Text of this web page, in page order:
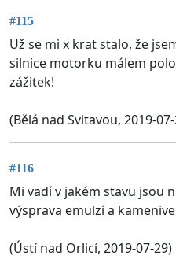
#115
Už se mi x krat stalo, že
silnice motorku málem
zážitek!
(Bělá nad Svitavou, 2019-
#116
Mi vadí v jakém stavu jsou
výsprava emulzí a
(Ústí nad Orlicí, 2019-07-29)